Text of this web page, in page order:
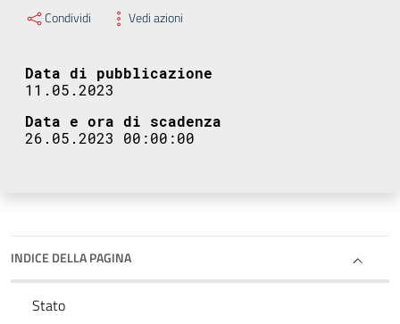
Condividi Vedi azioni
Data di pubblicazione
11.05.2023
Data e ora di scadenza
26.05.2023 00:00:00
INDICE DELLA PAGINA
Stato